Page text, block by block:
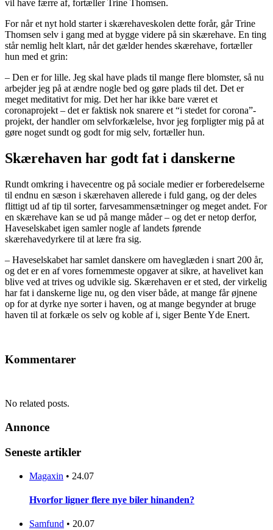
vil have færre af, fortæller Trine Thomsen.
For når et nyt hold starter i skærehaveskolen dette forår, går Trine
Thomsen selv i gang med at bygge videre på sin skærehave. En ting
står nemlig helt klart, når det gælder hendes skærehave, fortæller
hun med et grin:
– Den er for lille. Jeg skal have plads til mange flere blomster, så nu
arbejder jeg på at ændre nogle bed og gøre plads til det. Det er
meget meditativt for mig. Det her har ikke bare været et
coronaprojekt – det er faktisk nok snarere et “i stedet for corona”-
projekt, der handler om selvforkælelse, hvor jeg forpligter mig på at
gøre noget sundt og godt for mig selv, fortæller hun.
Skærehaven har godt fat i danskerne
Rundt omkring i havecentre og på sociale medier er forberedelserne
til endnu en sæson i skærehaven allerede i fuld gang, og der deles
flittigt ud af tip til sorter, farvesammensætninger og meget andet. For
en skærehave kan se ud på mange måder – og det er netop derfor,
Haveselskabet igen samler nogle af landets førende
skærehavedyrkere til at lære fra sig.
– Haveselskabet har samlet danskere om haveglæden i snart 200 år,
og det er en af vores fornemmeste opgaver at sikre, at havelivet kan
blive ved at trives og udvikle sig. Skærehaven er et sted, der virkelig
har fat i danskerne lige nu, og den viser både, at mange får øjnene
op for at dyrke nye sorter i haven, og at mange begynder at bruge
haven til at forkæle os selv og koble af i, siger Bente Yde Enert.
Kommentarer
No related posts.
Annonce
Seneste artikler
Magaxin • 24.07
Hvorfor ligner flere nye biler hinanden?
Samfund • 20.07